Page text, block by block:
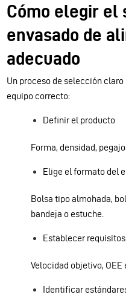
Cómo elegir el
envasado de
adecuado
Un proceso de selección
equipo correcto:
Definir el producto
Forma, densidad,
Elige el formato del
Bolsa tipo almohada,
bandeja o estuche.
Establecer
Velocidad objetivo, OEE
Identificar